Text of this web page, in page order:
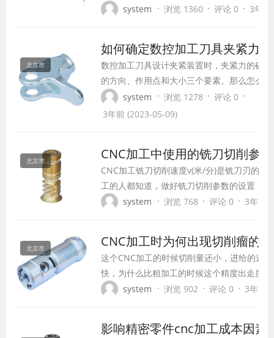
浙沪一带有人叫“CNC加工中心”机械加工的
进...
system · 浏览 1360 · 评论 0 · 3年
北京市
如何确定数控加工刀具夹紧力
数控加工刀具设计夹紧装置时，夹紧力的确
的方向、作用点和大小三个要素。那么怎么
刀具的夹紧力? 1、数控加工刀具夹紧力的作
用点是指夹紧件与工件接触的一小块面积。
system · 浏览 1278 · 评论 0 ·
3年前 (2023-05-09)
北京市 CNC加工中使用的铣刀切削
CNC加工铣刀切削速度v(米/分)是铣刀刃的圆
工的人都知道，做好铣刀切削参数的设置，
件的重要环节，铣削进给量有3种表示方式：
量；...
system · 浏览 768 · 评论 0 · 3年前
北京市 CNC加工时为何出现切削瘤
这个CNC加工的时候切削量还小，进给的速
快，为什么比粗加工的时候这个精度出走度
题之前，咱们先普及一个词儿叫切削瘤。 相
阻力，形成很大的热量，让这个切屑的这个...
system · 浏览 902 · 评论 0 · 3年前
影响精密零件cnc加工成本因素